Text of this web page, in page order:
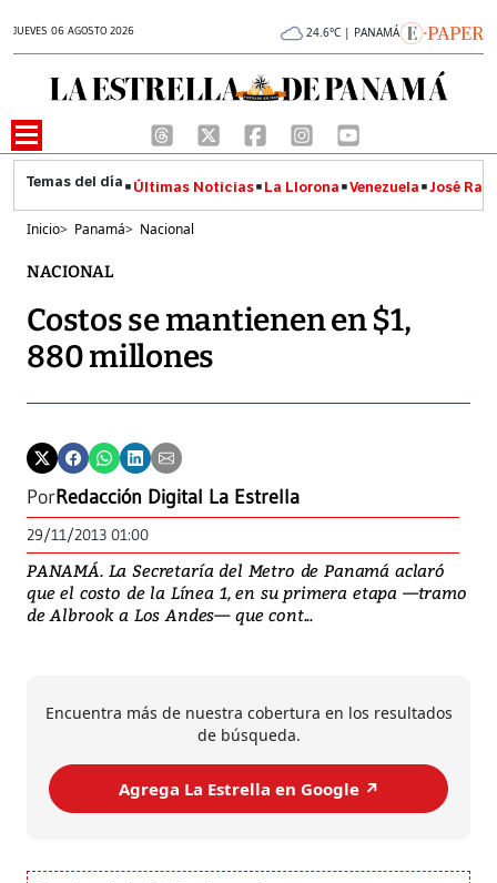
JUEVES 06 AGOSTO 2026 24.6°C | PANAMÁ
Últimas Noticias La Llorona Venezuela José
Inicio> Panamá> Nacional
NACIONAL
Costos se mantienen en $1,
880 millones
PorRedacción Digital La Estrella
29/11/2013 01:00
PANAMÁ. La Secretaría del Metro de Panamá aclaró
que el costo de la Línea 1, en su primera etapa —tramo
de Albrook a Los Andes— que cont...
Encuentra más de nuestra cobertura en los resultados
de búsqueda.
Agrega La Estrella en Google ↗️